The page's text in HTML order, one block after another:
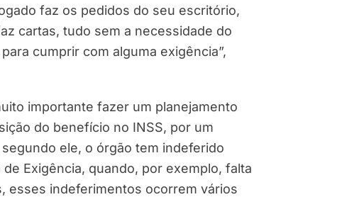
faz os pedidos do seu escritório,
cartas, tudo sem a necessidade do
cumprir com alguma exigência”,
importante fazer um planejamento
do benefício no INSS, por um
ele, o órgão tem indeferido
Exigência, quando, por exemplo, falta
esses indeferimentos ocorrem vários